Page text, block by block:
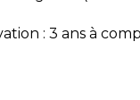
: 3 ans à